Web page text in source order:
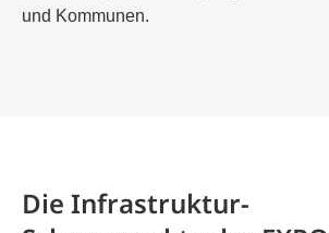
und Kommunen.
Die Infrastruktur-